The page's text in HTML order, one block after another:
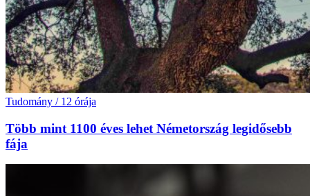
Tudomány / 12 órája
Több mint 1100 éves lehet Németország legidősebb
fája